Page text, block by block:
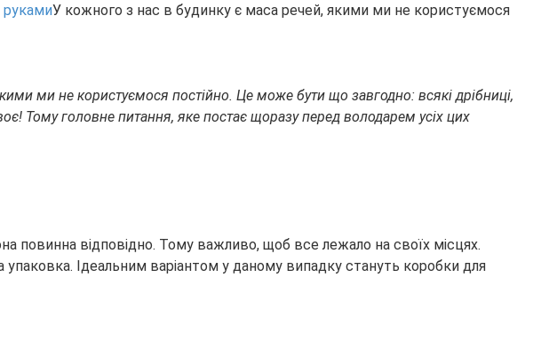
У кожного з нас в будинку є маса речей, якими ми не користуємося
ми не користуємося постійно. Це може бути що завгодно: всякі дрібниці,
Тому головне питання, яке постає щоразу перед володарем усіх цих
повинна відповідно. Тому важливо, щоб все лежало на своїх місцях.
Ідеальним варіантом у даному випадку стануть коробки для